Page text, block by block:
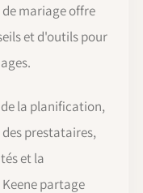
mariage offre
et d'outils pour
la planification,
prestataires,
et la
partage